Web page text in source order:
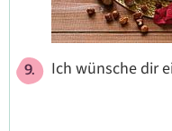
Ich wünsche dir